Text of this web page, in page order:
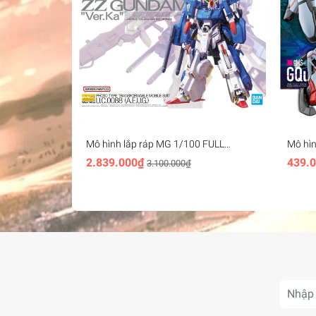
Mô hình lắp ráp MG 1/100 FULL
ARMOR ZZ GUNDAM Ver.Ka Bandai
2.839.000₫ 3.100.000₫
Mô
-